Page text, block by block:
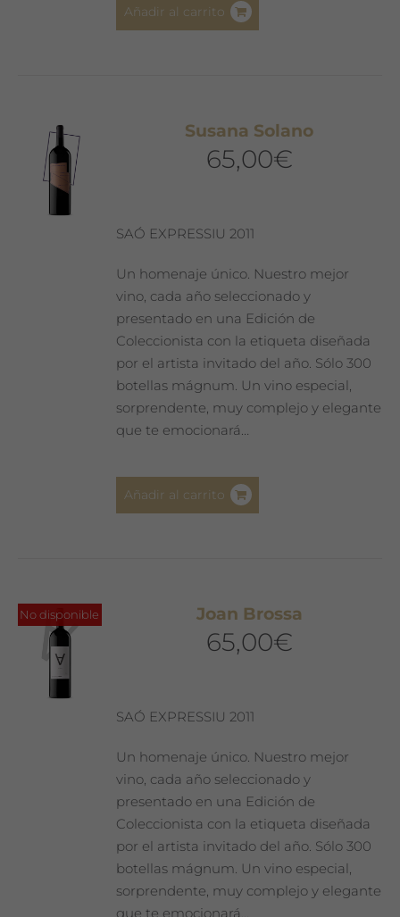
Añadir al carrito
Susana Solano
65,00€
SAÓ EXPRESSIU 2011
Un homenaje único. Nuestro mejor
vino, cada año seleccionado y
presentado en una Edición de
Coleccionista con la etiqueta diseñada
por el artista invitado del año. Sólo 300
botellas mágnum. Un vino especial,
sorprendente, muy complejo y elegante
que te emocionará…
Añadir al carrito
No disponible Joan Brossa
65,00€
SAÓ EXPRESSIU 2011
Un homenaje único. Nuestro mejor
vino, cada año seleccionado y
presentado en una Edición de
Coleccionista con la etiqueta diseñada
por el artista invitado del año. Sólo 300
botellas mágnum. Un vino especial,
sorprendente, muy complejo y elegante
que te emocionará…